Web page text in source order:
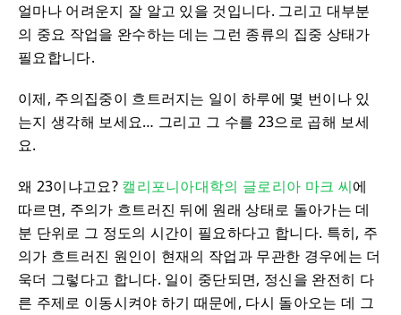
얼마나 어려운지 잘 알고 있을 것입니다. 그리고 대부분
의 중요 작업을 완수하는 데는 그런 종류의 집중 상태가
필요합니다.
이제, 주의집중이 흐트러지는 일이 하루에 몇 번이나 있
는지 생각해 보세요… 그리고 그 수를 23으로 곱해 보세
요.
왜 23이냐고요? 캘리포니아대학의 글로리아 마크 씨에
따르면, 주의가 흐트러진 뒤에 원래 상태로 돌아가는 데
분 단위로 그 정도의 시간이 필요하다고 합니다. 특히, 주
의가 흐트러진 원인이 현재의 작업과 무관한 경우에는 더
욱더 그렇다고 합니다. 일이 중단되면, 정신을 완전히 다
른 주제로 이동시켜야 하기 때문에, 다시 돌아오는 데 그